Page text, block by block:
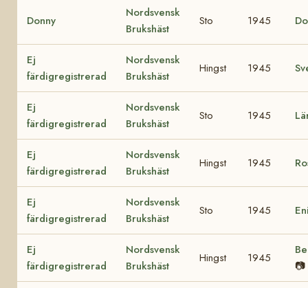
Donny
Nordsvensk
Brukshäst
Sto 1945
Ej
färdigregistrerad
Nordsvensk
Brukshäst
Hingst 1945
Ej
färdigregistrerad
Nordsvensk
Brukshäst
Sto 1945
Ej
färdigregistrerad
Nordsvensk
Brukshäst
Hingst 1945
Ej
färdigregistrerad
Nordsvensk
Brukshäst
Sto 1945
Ej
färdigregistrerad
Nordsvensk
Brukshäst
Hingst 1945
📷